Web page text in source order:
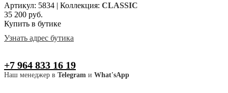
Артикул: 5834 | Коллекция: CLASSIC
35 200 руб.
Купить в бутике
Узнать адрес бутика
+7 964 833 16 19
Наш менеджер в Telegram и What'sApp